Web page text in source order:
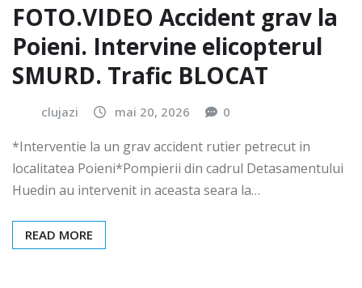
FOTO.VIDEO Accident grav la
Poieni. Intervine elicopterul
SMURD. Trafic BLOCAT
clujazi mai 20, 2026 0
*Interventie la un grav accident rutier petrecut in
localitatea Poieni*Pompierii din cadrul Detasamentului
Huedin au intervenit in aceasta seara la…
READ MORE